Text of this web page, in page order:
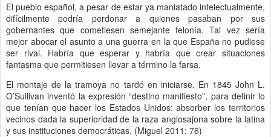
El pueblo español, a pesar de estar ya maniatado intelectualmente,
difícilmente podría perdonar a quienes pasaban por sus
gobernantes que cometiesen semejante felonía. Tal vez sería
mejor abocar el asunto a una guerra en la que España no pudiese
ser rival. Habría que esperar y habría que crear situaciones
fantasma que permitiesen llevar a término la farsa.
El montaje de la tramoya no tardó en iniciarse. En 1845 John L.
O’Sullivan inventó la expresión “destino manifiesto”, para definir lo
que tenían que hacer los Estados Unidos: absorber los territorios
vecinos dada la superioridad de la raza anglosajona sobre la latina
y sus instituciones democráticas. (Miguel 2011: 76)